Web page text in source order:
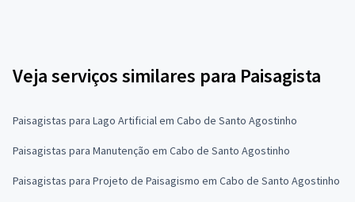
Veja serviços similares para Paisagista
Paisagistas para Lago Artificial em Cabo de Santo Agostinho
Paisagistas para Manutenção em Cabo de Santo Agostinho
Paisagistas para Projeto de Paisagismo em Cabo de Santo Agostinho